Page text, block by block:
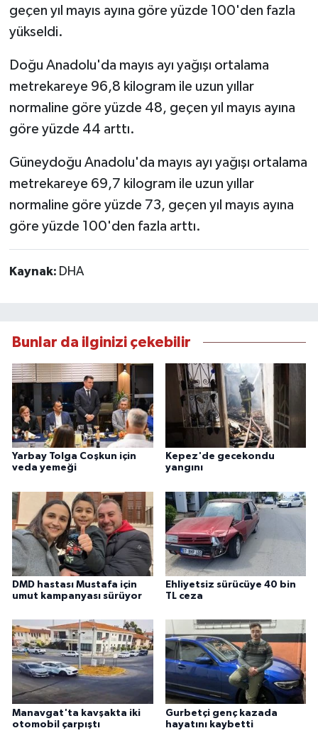
geçen yıl mayıs ayına göre yüzde 100'den fazla
yükseldi.
Doğu Anadolu'da mayıs ayı yağışı ortalama
metrekareye 96,8 kilogram ile uzun yıllar
normaline göre yüzde 48, geçen yıl mayıs ayına
göre yüzde 44 arttı.
Güneydoğu Anadolu'da mayıs ayı yağışı ortalama
metrekareye 69,7 kilogram ile uzun yıllar
normaline göre yüzde 73, geçen yıl mayıs ayına
göre yüzde 100'den fazla arttı.
Kaynak: DHA
Bunlar da ilginizi çekebilir
Yarbay Tolga Coşkun için
veda yemeği
Kepez'de gecekondu
yangını
DMD hastası Mustafa için
umut kampanyası sürüyor
Ehliyetsiz sürücüye 40 bin
TL ceza
Manavgat'ta kavşakta iki
otomobil çarpıştı
Gurbetçi genç kazada
hayatını kaybetti